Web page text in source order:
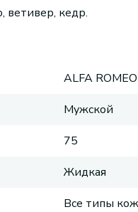
ветивер, кедр.
ALFA ROMEO
Мужской
75
Жидкая
Все типы